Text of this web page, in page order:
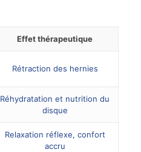
Effet thérapeutique
Rétraction des hernies
Réhydratation et nutrition du
disque
Relaxation réflexe, confort
accru